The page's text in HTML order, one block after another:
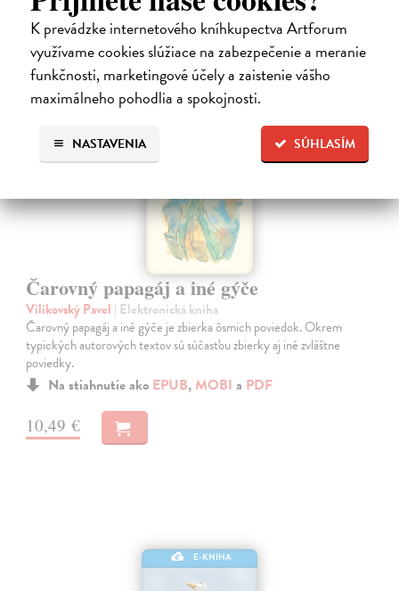
K prevádzke internetového kníhkupectva Artforum
využívame cookies slúžiace na zabezpečenie a meranie
funkčnosti, marketingové účely a zaistenie vášho
maximálneho pohodlia a spokojnosti.
SÚHLASÍM
NASTAVENIA
E-KNIHA
Čarovný papagáj a iné gýče
Vilikovský Pavel | Elektronická kniha
Čarovný papagáj a iné gýče je zbierka ôsmich poviedok. Okrem
typických autorových textov sú súčasťou zbierky aj iné zvláštne
poviedky.
Na stiahnutie ako EPUB, MOBI a PDF
10,49 €
E-KNIHA